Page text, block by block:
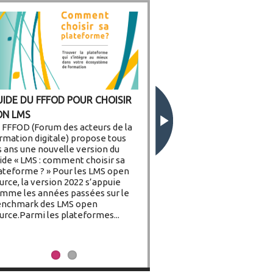
DU FFFOD POUR CHOISIR
LMS
FFFOD (Forum des acteurs de la
digitale) propose tous
ans une nouvelle version du
« LMS : comment choisir sa
? » Pour les LMS open
la version 2022 s’appuie
les années passées sur le
des LMS open
les plateformes...
DU BENCHMARK
LMS OPEN SOURCE AUX
DE COMMUNOTIC